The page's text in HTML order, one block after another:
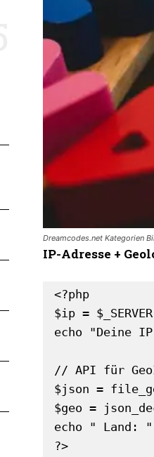
Dreamcodes.net Kategorien
IP-Adresse +
<?php
$ip =
echo "Deine
// API für
$json =
$geo =
echo " Land:
?>